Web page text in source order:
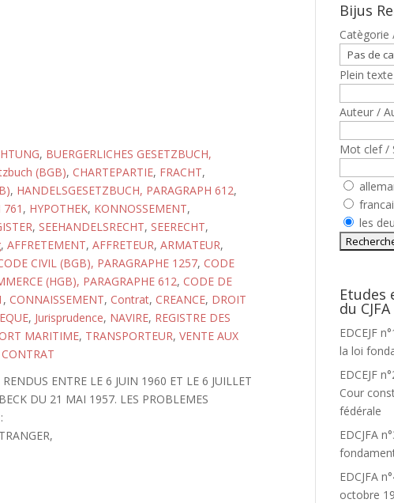
, BUERGERLICHES GESETZBUCH,
(BGB), CHARTEPARTIE, FRACHT,
, HANDELSGESETZBUCH, PARAGRAPH 612,
761 , HYPOTHEK, KONNOSSEMENT,
, SEEHANDELSRECHT, SEERECHT,
, AFFRETEMENT, AFFRETEUR, ARMATEUR,
CIVIL (BGB), PARAGRAPHE 1257, CODE
(HGB), PARAGRAPHE 612, CODE DE
, CONNAISSEMENT, Contrat, CREANCE, DROIT
, Jurisprudence, NAVIRE, REGISTRE DES
MARITIME, TRANSPORTEUR, VENTE AUX
ENTRE LE 6 JUIN 1960 ET LE 6 JUILLET
DU 21 MAI 1957. LES PROBLEMES
Bijus
Catègorie
Plein
Auteur /
Mot clef /
les
Etudes
du CJFA
EDCEJF
la loi
EDCEJF
Cour
fédérale
EDCJFA
EDCJFA
octobre